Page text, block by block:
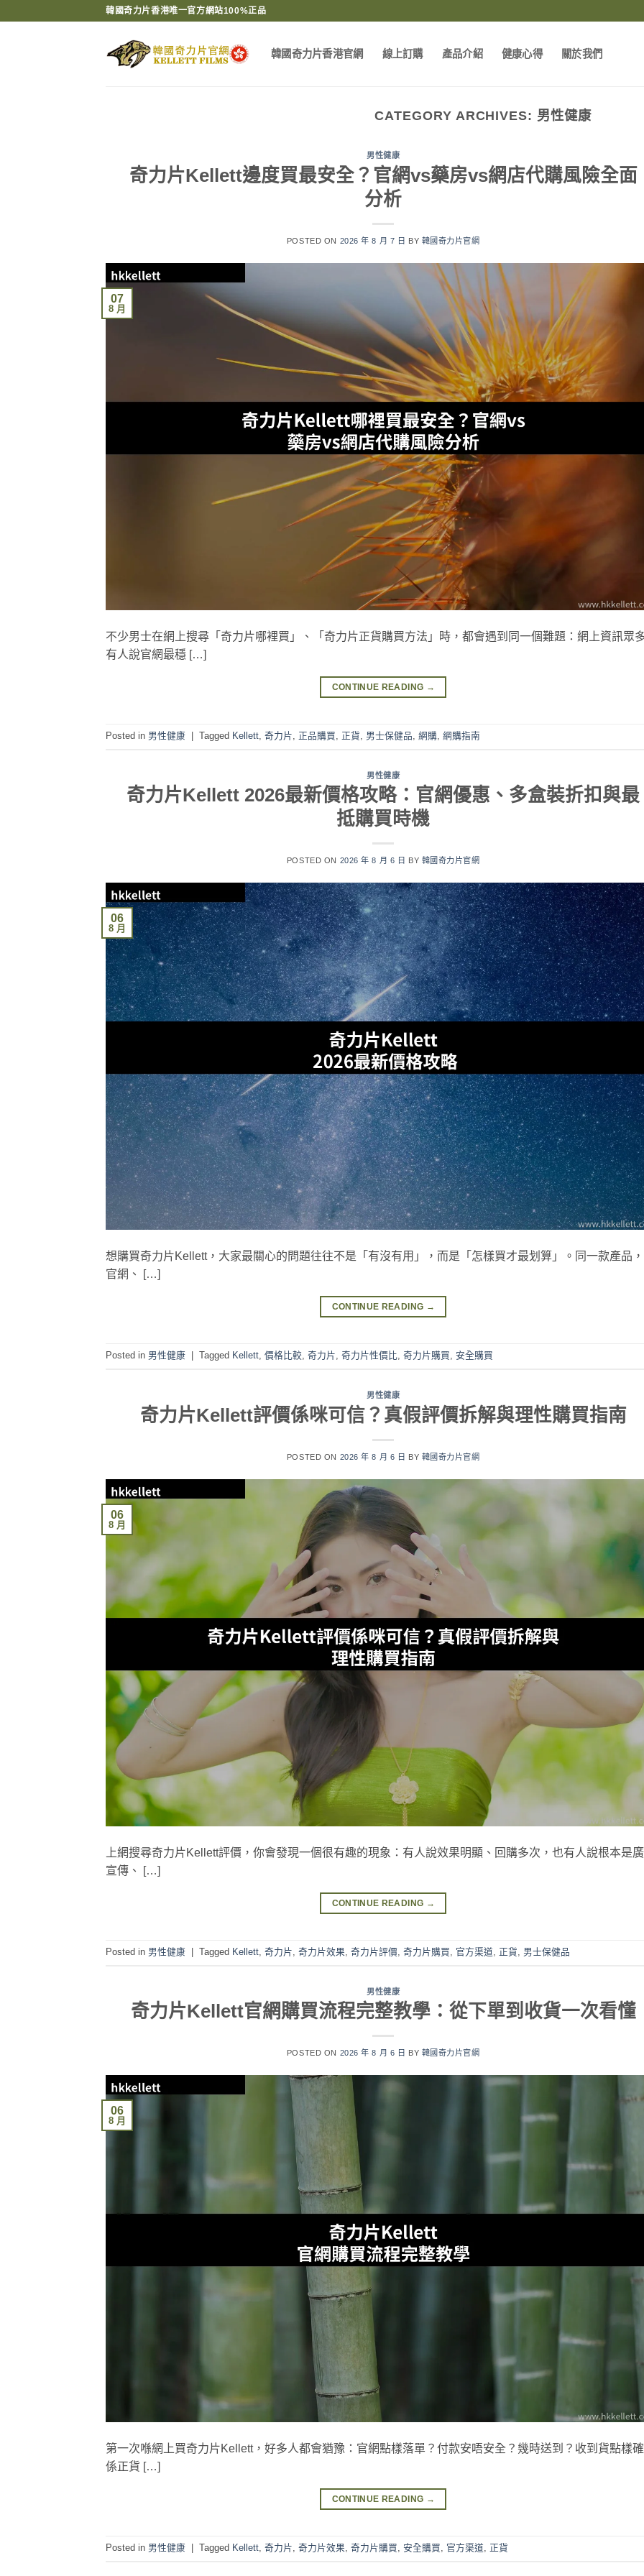
韓國奇力片香港唯一官方網站100%正品
韓國奇力片香港官網 線上訂購 產品介紹 健康心得 關於我們
CATEGORY ARCHIVES: 男性健康
男性健康
奇力片Kellett邊度買最安全？官網vs藥房vs網店代購風險全面
分析
POSTED ON 2026 年 8 月 7 日 BY 韓國奇力片官網
07
8 月
不少男士在網上搜尋「奇力片哪裡買」、「奇力片正貨購買方法」時，都會遇到同一個難題：網上資訊眾
有人說官網最穩 […]
CONTINUE READING →
Posted in 男性健康 Tagged Kellett 奇力片 正品購買 正貨 男士保健品 網購 網購指南
男性健康
奇力片Kellett 2026最新價格攻略：官網優惠、多盒裝折扣與最
抵購買時機
POSTED ON 2026 年 8 月 6 日 BY 韓國奇力片官網
06
8 月
想購買奇力片Kellett，大家最關心的問題往往不是「有沒有用」，而是「怎樣買才最划算」。同一款產品
官網、 […]
CONTINUE READING →
Posted in 男性健康 Tagged Kellett, 價格比較, 奇力片, 奇力片性價比, 奇力片購買, 安全購買
男性健康
奇力片Kellett評價係咪可信？真假評價拆解與理性購買指南
POSTED ON 2026 年 8 月 6 日 BY 韓國奇力片官網
06
8 月
上網搜尋奇力片Kellett評價，你會發現一個很有趣的現象：有人說效果明顯、回購多次，也有人說根本是
宣傳、 […]
CONTINUE READING →
Posted in 男性健康 Tagged Kellett 奇力片 奇力片效果 奇力片評價 奇力片購買 官方渠道 正貨 男士保健品
男性健康
奇力片Kellett官網購買流程完整教學：從下單到收貨一次看懂
POSTED ON 2026 年 8 月 6 日 BY 韓國奇力片官網
06
8 月
第一次喺網上買奇力片Kellett，好多人都會猶豫：官網點樣落單？付款安唔安全？幾時送到？收到貨點樣
係正貨 […]
CONTINUE READING →
Posted in 男性健康 Tagged Kellett, 奇力片, 奇力片效果, 奇力片購買, 安全購買, 官方渠道, 正貨